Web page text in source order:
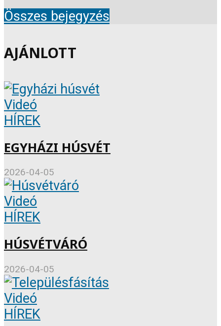
Összes bejegyzés
AJÁNLOTT
Videó
HÍREK
EGYHÁZI HÚSVÉT
2026-04-05
Videó
HÍREK
HÚSVÉTVÁRÓ
2026-04-05
Videó
HÍREK